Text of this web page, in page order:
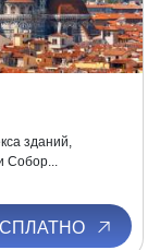
зданий,
Собор...